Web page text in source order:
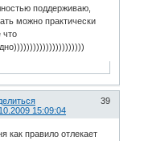
поддерживаю,
можно практически
что
39
15:09:04
как правило отлекает